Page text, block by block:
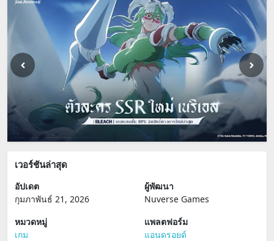
เวอร์ชันล่าสุด
อัปเดต
กุมภาพันธ์ 21, 2026
ผู้พัฒนา
Nuverse Games
หมวดหมู่
เกม
แพลตฟอร์ม
แอนดรอยด์